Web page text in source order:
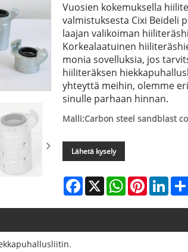
Vuosien kokemuksella
valmistuksesta Cixi Beideli
laajan valikoiman
Korkealaatuinen
monia sovelluksia, jos
hiiliteräksen
yhteyttä meihin, olemme
sinulle parhaan hinnan.
Malli:Carbon steel sandblast
Lähetä kysely
Facebook
X WhatsAppPinterest